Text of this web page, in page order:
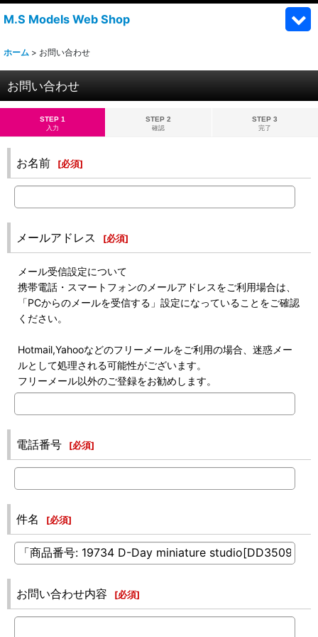
M.S Models Web Shop
ホーム > お問い合わせ
お問い合わせ
STEP 1
入力
STEP 2
確認
STEP 3
完了
お名前 [必須]
メールアドレス [必須]
メール受信設定について
携帯電話・スマートフォンのメールアドレスをご利用場合は、
「PCからのメールを受信する」設定になっていることをご確認
ください。
Hotmail,Yahooなどのフリーメールをご利用の場合、迷惑メー
ルとして処理される可能性がございます。
フリーメール以外のご登録をお勧めします。
電話番号 [必須]
件名 [必須]
お問い合わせ内容 [必須]